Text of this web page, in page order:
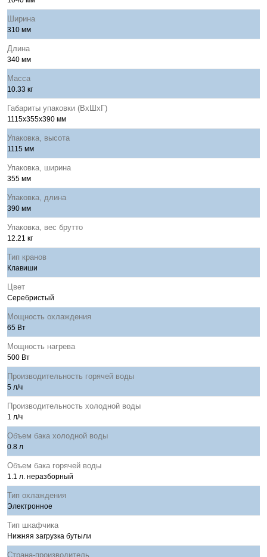
Ширина
310 мм
Длина
340 мм
Масса
10.33 кг
Габариты упаковки (ВхШхГ)
1115x355х390 мм
Упаковка, высота
1115 мм
Упаковка, ширина
355 мм
Упаковка, длина
390 мм
Упаковка, вес брутто
12.21 кг
Тип кранов
Клавиши
Цвет
Серебристый
Мощность охлаждения
65 Вт
Мощность нагрева
500 Вт
Производительность горячей воды
5 л/ч
Производительность холодной воды
1 л/ч
Объем бака холодной воды
0.8 л
Объем бака горячей воды
1.1 л. неразборный
Тип охлаждения
Электронное
Тип шкафчика
Нижняя загрузка бутыли
Страна-производитель